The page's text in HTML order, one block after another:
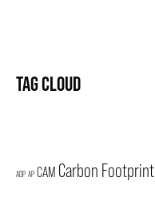
TAG CLOUD
ADP AP CAM Carbon Footprint